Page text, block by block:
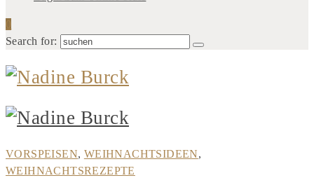
0
Search for:
VORSPEISEN, WEIHNACHTSIDEEN,
WEIHNACHTSREZEPTE